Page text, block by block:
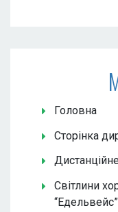
Головна
Сторінка
Світлини
“Едельвейс”